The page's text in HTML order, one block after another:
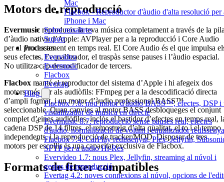
Mac
Flacbox - Reproductor d'àudio d'alta resolució per
iPhone i Mac
Sobre nosaltres
Suport
Productes
Evervideo
Evermusic
Flacbox
Evertag
Blog
Flacbox 7.6: nou motor d'àudio BASS™, efectes, DSP i
visualitzador de música en directe
Evermusic 8.7: reproducció sense pauses real, efectes
d'àudio, normalització de volum i equalitzador
Flacbox 7.4: CarPlay redissenyat, Plex, Jellyfin,
SFTP per a àudio Hi-Res
Evervideo 1.7: nous Plex, Jellyfin, streaming al núvol i
gestos de reproducció
Evertag 4.2: noves connexions al núvol, opcions de
Motors de reproducció
Evermusic reprodueix la teva música completament a través de la
d’àudio nativa d’Apple: AVPlayer per a la reproducció i Core Audio
per al processament en temps real. El Core Audio és el que impulsa
seus efectes, l’equalitzador, el traspàs sense pauses i l’àudio espacial.
No utilitza cap descodificador de tercers.
Flacbox manté el reproductor del sistema d’Apple i hi afegeix dos
motors més per als audiòfils: FFmpeg per a la descodificació directa
d’ampli format, i un motor d’àudio professional BASS™
seleccionable. Quan canvies al motor BASS desbloqueges el conjunt
complet d’eines audiòfiles, inclòs el bastidor d’efectes en temps real,
cadena DSP de 14 filtres, el remostreig d’alta qualitat, el to i el tempo
independents, i la reproducció de tracker/MOD. Disposar de tres
motors per escollir és una capacitat exclusiva de Flacbox.
Formats de fitxer compatibles